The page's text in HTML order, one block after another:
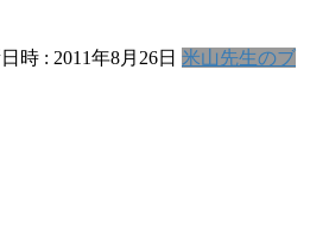
時 : 2011年8月26日 米山先生のブ